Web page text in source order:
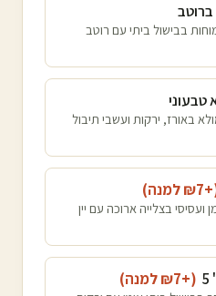
בבישול ביתי עם רוטב
באורז, ירקות ועשבי תיבול
7 למנה)
בצלייה ארוכה עם יין
(+₪
7 למנה)